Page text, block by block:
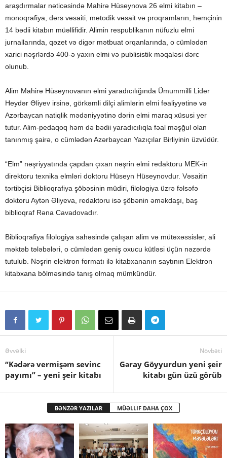
araşdırmalar nəticəsində Mahirə Hüseynova 26 elmi kitabın –
monoqrafiya, dərs vəsaiti, metodik vəsait və proqramların, həmçinin
14 bədii kitabın müəllifidir. Alimin respublikanın nüfuzlu elmi
jurnallarında, qəzet və digər mətbuat orqanlarında, o cümlədən
xarici nəşrlərdə 400-ə yaxın elmi və publisistik məqaləsi dərc
olunub.
Alim Mahirə Hüseynovanın elmi yaradıcılığında Ümummilli Lider
Heydər Əliyev irsinə, görkəmli dilçi alimlərin elmi fəaliyyətinə və
Azərbaycan natiqlik mədəniyyətinə dərin elmi maraq xüsusi yer
tutur. Alim-pedaqoq həm də bədii yaradıcılıqla fəal məşğul olan
tanınmış şairə, o cümlədən Azərbaycan Yazıçılar Birliyinin üzvüdür.
“Elm” nəşriyyatında çapdan çıxan nəşrin elmi redaktoru MEK-in
direktoru texnika elmləri doktoru Hüseyn Hüseynovdur. Vəsaitin
tərtibçisi Biblioqrafiya şöbəsinin müdiri, filologiya üzrə fəlsəfə
doktoru Aytən Əliyeva, redaktoru isə şöbənin əməkdaşı, baş
biblioqraf Rəna Cavadovadır.
Biblioqrafiya filologiya sahəsində çalışan alim və mütəxəssislər, ali
məktəb tələbələri, o cümlədən geniş oxucu kütləsi üçün nəzərdə
tutulub. Nəşrin elektron formatı ilə kitabxananın saytının Elektron
kitabxana bölməsində tanış olmaq mümkündür.
Əvvəlki
“Kədərə vermişəm sevinc
payımı” – yeni şeir kitabı
Növbəti
Gəray Göyyurdun yeni şeir
kitabı gün üzü görüb
BƏNZƏR YAZILAR MÜƏLLIF DAHA ÇOX